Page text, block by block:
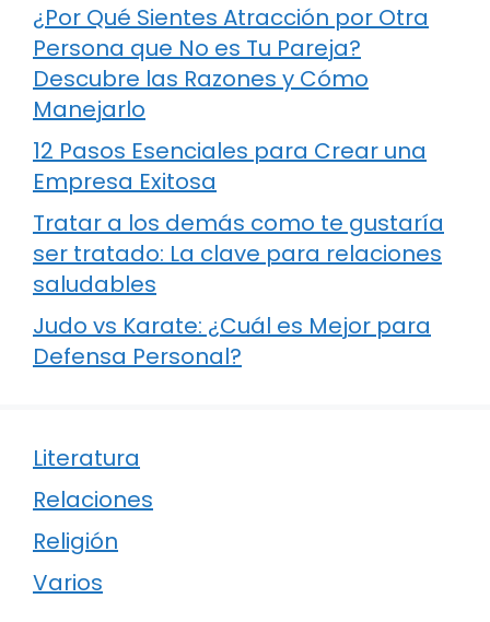
¿Por Qué Sientes Atracción por Otra
Persona que No es Tu Pareja?
Descubre las Razones y Cómo
Manejarlo
12 Pasos Esenciales para Crear una
Empresa Exitosa
Tratar a los demás como te gustaría
ser tratado: La clave para relaciones
saludables
Judo vs Karate: ¿Cuál es Mejor para
Defensa Personal?
Literatura
Relaciones
Religión
Varios